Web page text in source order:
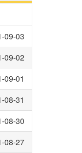
09-03
09-02
09-01
08-31
08-30
08-27